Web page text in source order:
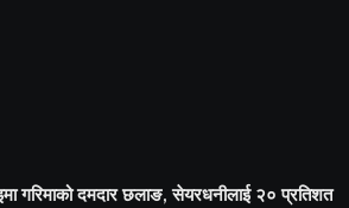
गरिमाको दमदार छलाङ, सेयरधनीलाई २० प्रतिशत